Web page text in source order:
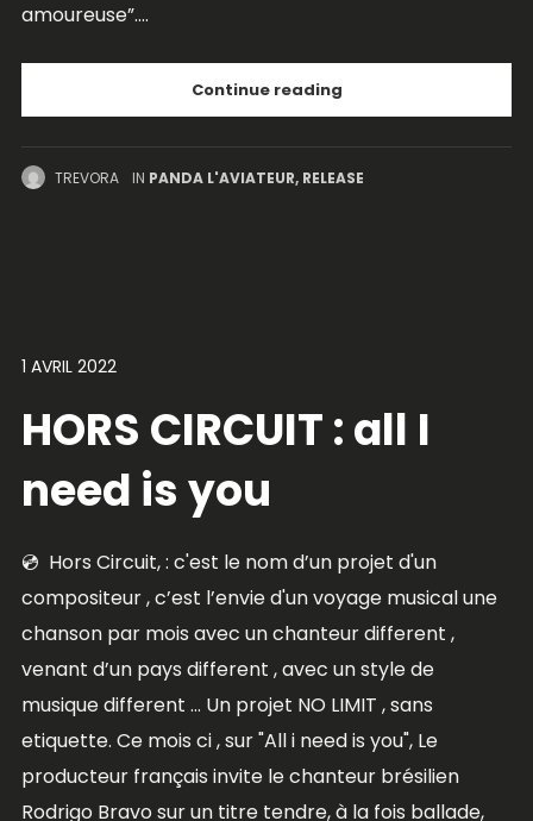
amoureuse”....
Continue reading
TREVORA IN PANDA L'AVIATEUR, RELEASE
1 AVRIL 2022
HORS CIRCUIT : all I
need is you
💿 Hors Circuit, : c'est le nom d’un projet d'un
compositeur , c’est l’envie d'un voyage musical une
chanson par mois avec un chanteur different ,
venant d’un pays different , avec un style de
musique different … Un projet NO LIMIT , sans
etiquette. Ce mois ci , sur "All i need is you", Le
producteur français invite le chanteur brésilien
Rodrigo Bravo sur un titre tendre, à la fois ballade,